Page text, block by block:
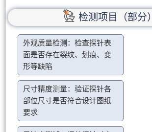
检测项目（部分）
外观质量检测：检查探针表
面是否存在裂纹、划痕、变
形等缺陷
尺寸精度测量：验证探针各
部位尺寸是否符合设计图纸
要求